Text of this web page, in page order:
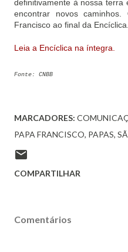
definitivamente à nossa terra
encontrar novos
Francisco ao final da Encíclica.
Leia a Encíclica na íntegra.
Fonte: CNBB
MARCADORES:
PAPA FRANCISCO PAPAS
COMPARTILHAR
Comentários